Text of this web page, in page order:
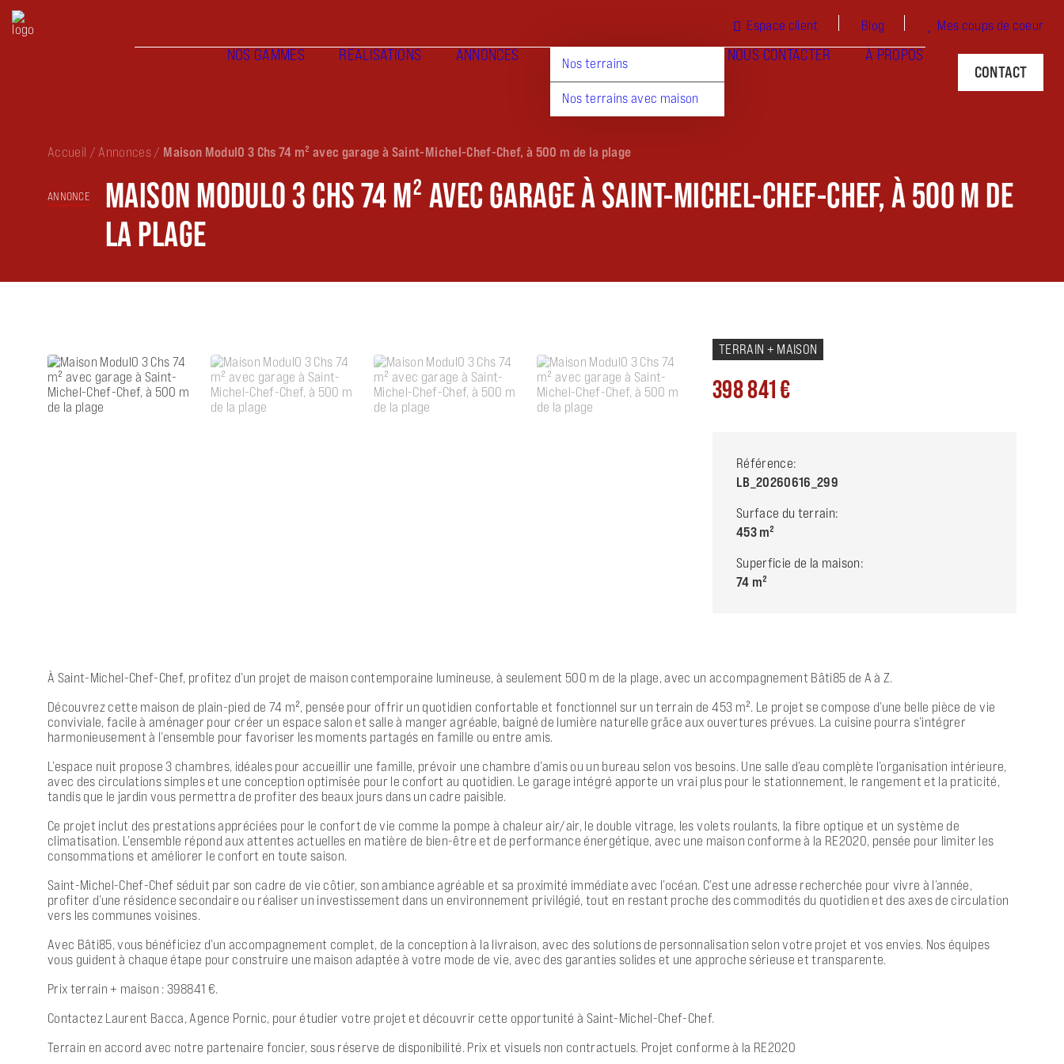
Espace client Blog Mes coups de coeur
NOS GAMMES RÉALISATIONS ANNONCES Nos terrains
Nos terrains avec maison
NOUS CONTACTER
À PROPOS
CONTACT
Accueil /Annonces / Maison ModulO 3 Chs 74 m² avec garage à Saint-Michel-Chef-Chef, à 500 m de la plage
ANNONCE
MAISON MODULO 3 CHS 74 M² AVEC GARAGE À SAINT-MICHEL-CHEF-CHEF, À 500 M DE
LA PLAGE
TERRAIN + MAISON
398 841
Référence:
LB_20260616_299
Surface du terrain:
453
Superficie de la maison:
74
À Saint-Michel-Chef-Chef, profitez d’un projet de maison contemporaine lumineuse, à seulement 500 m de la plage, avec un accompagnement Bâti85 de A à Z.
Découvrez cette maison de plain-pied de 74 m², pensée pour offrir un quotidien confortable et fonctionnel sur un terrain de 453 m². Le projet se compose d’une belle pièce de vie
conviviale, facile à aménager pour créer un espace salon et salle à manger agréable, baigné de lumière naturelle grâce aux ouvertures prévues. La cuisine pourra s’intégrer
harmonieusement à l’ensemble pour favoriser les moments partagés en famille ou entre amis.
L’espace nuit propose 3 chambres, idéales pour accueillir une famille, prévoir une chambre d’amis ou un bureau selon vos besoins. Une salle d’eau complète l’organisation intérieure,
avec des circulations simples et une conception optimisée pour le confort au quotidien. Le garage intégré apporte un vrai plus pour le stationnement, le rangement et la praticité,
tandis que le jardin vous permettra de profiter des beaux jours dans un cadre paisible.
Ce projet inclut des prestations appréciées pour le confort de vie comme la pompe à chaleur air/air, le double vitrage, les volets roulants, la fibre optique et un système de
climatisation. L’ensemble répond aux attentes actuelles en matière de bien-être et de performance énergétique, avec une maison conforme à la RE2020, pensée pour limiter les
consommations et améliorer le confort en toute saison.
Saint-Michel-Chef-Chef séduit par son cadre de vie côtier, son ambiance agréable et sa proximité immédiate avec l’océan. C’est une adresse recherchée pour vivre à l’année,
profiter d’une résidence secondaire ou réaliser un investissement dans un environnement privilégié, tout en restant proche des commodités du quotidien et des axes de circulation
vers les communes voisines.
Avec Bâti85, vous bénéficiez d’un accompagnement complet, de la conception à la livraison, avec des solutions de personnalisation selon votre projet et vos envies. Nos équipes
vous guident à chaque étape pour construire une maison adaptée à votre mode de vie, avec des garanties solides et une approche sérieuse et transparente.
Prix terrain + maison : 398841 €.
Contactez Laurent Bacca, Agence Pornic, pour étudier votre projet et découvrir cette opportunité à Saint-Michel-Chef-Chef.
Terrain en accord avec notre partenaire foncier, sous réserve de disponibilité. Prix et visuels non contractuels. Projet conforme à la RE2020